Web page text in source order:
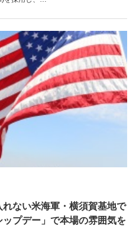
れない米海軍・横須賀基地で
プデー」で本場の雰囲気を